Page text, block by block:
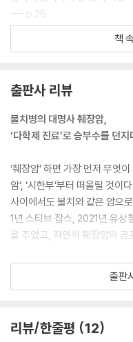
--- p.26
우리나라에서 췌장암의 발생
2만 6천~2만 9천 명 정도인 것
갖고 있는 8천 명이라는 숫자
요 암종과 비교하자면 그 발생
는 췌장암을 불치병의 대명사
--- p.65~66
환자의 현재 상태를 어떻게 평
라 치료 전략은 달라진다. 절제
와 완화적 목적의 치료 전략이
하기 위해 독성이 높더라도 치
다. 전략의 선택 여부는 전적으
책
출판사 리뷰
불치병의 대명사 췌장암,
‘다학제 진료’로 승부수를 던지
‘췌장암’ 하면 가장 먼저 무엇
암’, ‘시한부’부터 떠올릴 것
사이에서도 불치와 같은 암으
1년 스티브 잡스, 2021년 유상
을 주었고, 자연히 췌장암의
그렇다면 췌장암은 어떻게 불
가장 큰 특징 중 하나인 ‘초기
주변에는 중요한 혈관이 많은
출판
리뷰/한줄평 12